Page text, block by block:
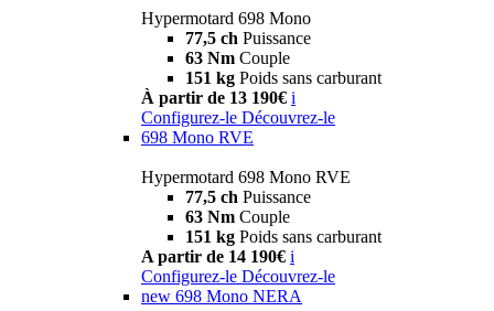
Hypermotard 698 Mono
77,5 ch Puissance
63 Nm Couple
151 kg Poids sans carburant
À partir de 13 190€ i
Configurez-le Découvrez-le
698 Mono RVE
Hypermotard 698 Mono RVE
77,5 ch Puissance
63 Nm Couple
151 kg Poids sans carburant
A partir de 14 190€ i
Configurez-le Découvrez-le
new 698 Mono NERA